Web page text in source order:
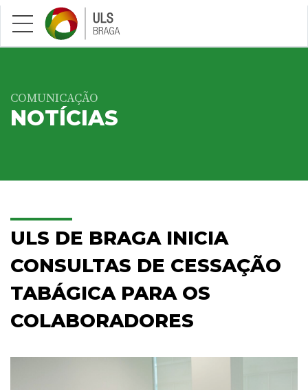
Saltar para conteúdo principal
COMUNICAÇÃO
NOTÍCIAS
ULS DE BRAGA INICIA
CONSULTAS DE CESSAÇÃO
TABÁGICA PARA OS
COLABORADORES